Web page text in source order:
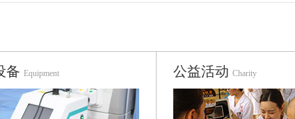
备 Equipment 公益活动 Charity